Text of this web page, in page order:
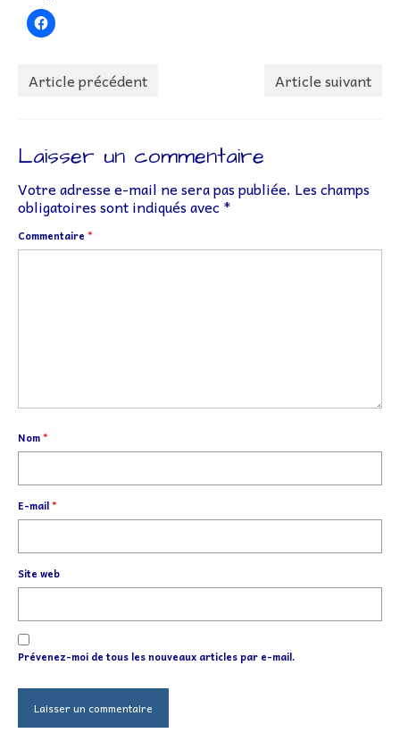
Livre de bord
Contact
Article précédent Article suivant
Laisser un commentaire
Votre adresse e-mail ne sera pas publiée. Les champs
obligatoires sont indiqués avec *
Commentaire *
Nom*
E-mail*
Site web
Prévenez-moi de tous les nouveaux articles par e-mail.